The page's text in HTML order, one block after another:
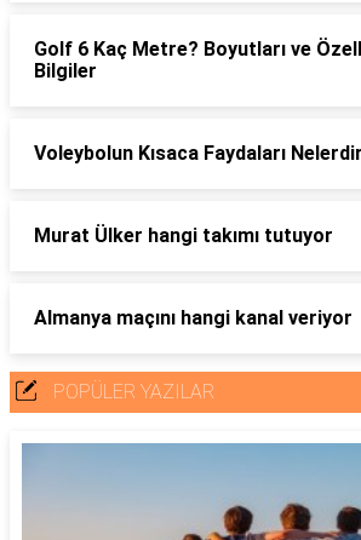
Golf 6 Kaç Metre? Boyutları ve
Bilgiler
Voleybolun Kısaca Faydaları
Murat Ülker hangi takımı tutuyor
Almanya maçını hangi kanal veriyor
POPÜLER YAZILAR